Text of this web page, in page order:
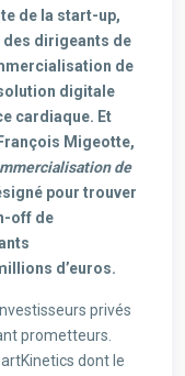
de la start-up,
des dirigeants de
de
digitale
cardiaque. Et
Migeotte,
de
pour trouver
off de
d’euros.
privés
prometteurs.
dont le